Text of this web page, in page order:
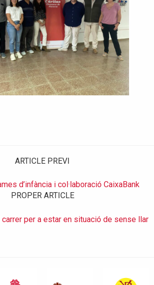
ARTICLE PREVI
d’infància i col·laboració CaixaBank
PROPER ARTICLE
per a estar en situació de sense llar